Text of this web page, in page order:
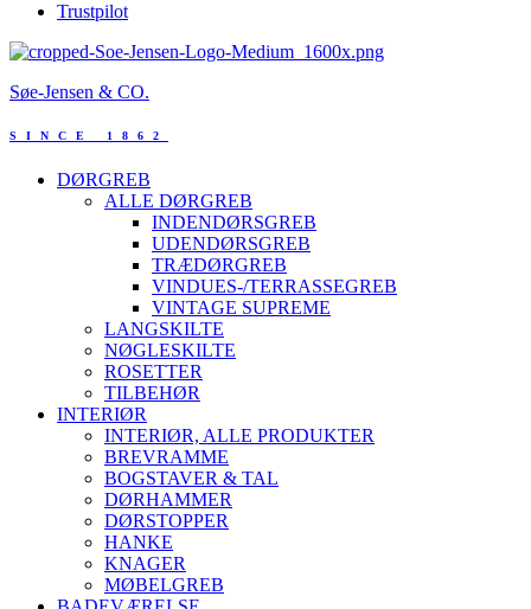
Trustpilot
Søe-Jensen & CO.
SINCE 1862
DØRGREB
ALLE DØRGREB
INDENDØRSGREB
UDENDØRSGREB
TRÆDØRGREB
VINDUES-/TERRASSEGREB
VINTAGE SUPREME
LANGSKILTE
NØGLESKILTE
ROSETTER
TILBEHØR
INTERIØR
INTERIØR, ALLE PRODUKTER
BREVRAMME
BOGSTAVER & TAL
DØRHAMMER
DØRSTOPPER
HANKE
KNAGER
MØBELGREB